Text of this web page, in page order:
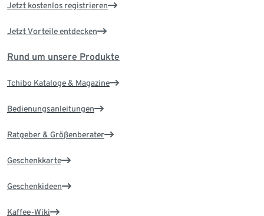
Jetzt kostenlos registrieren
Jetzt Vorteile entdecken
Rund um unsere Produkte
Tchibo Kataloge & Magazine
Bedienungsanleitungen
Ratgeber & Größenberater
Geschenkkarte
Geschenkideen
Kaffee-Wiki